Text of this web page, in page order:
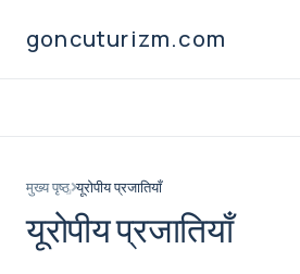
goncuturizm.com
मुख्य पृष्ठ यूरोपीय प्रजातियाँ
यूरोपीय प्रजातियाँ